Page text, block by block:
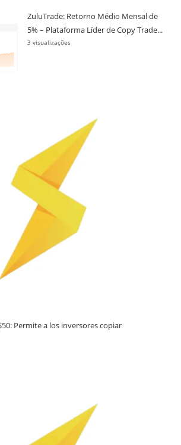
ZuluTrade: Retorno Médio Mensal de
5% – Plataforma Líder de Copy Trade...
3 visualizações
Permite a los inversores copiar